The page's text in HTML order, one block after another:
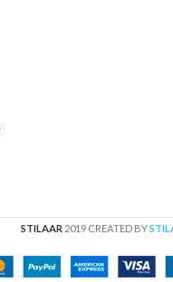
STILAAR 2019 CREATED BY